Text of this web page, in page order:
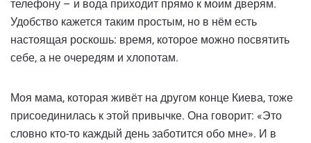
телефону – и вода приходит прямо к моим дверям.
Удобство кажется таким простым, но в нём есть
настоящая роскошь: время, которое можно посвятить
себе, а не очередям и хлопотам.
Моя мама, которая живёт на другом конце Киева, тоже
присоединилась к этой привычке. Она говорит: «Это
словно кто-то каждый день заботится обо мне». И в